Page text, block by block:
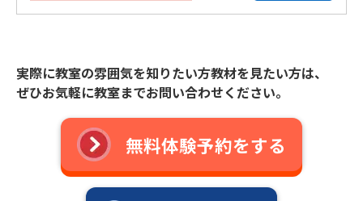
実際に教室の雰囲気を知りたい方教材を見たい方は、
ぜひお気軽に教室までお問い合わせください。
無料体験予約をする